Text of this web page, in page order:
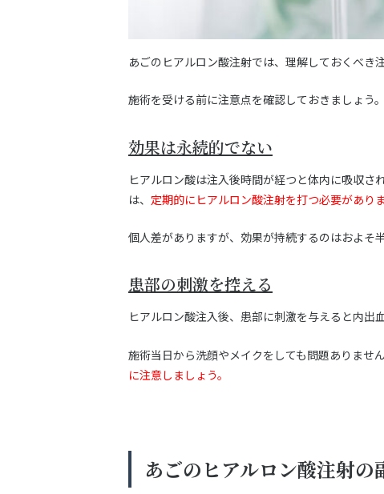
あごのヒアルロン酸注射では、理解しておくべき
施術を受ける前に注意点を確認しておきましょう。
効果は永続的でない
ヒアルロン酸は注入後時間が経つと体内に吸収
は、 定期的にヒアルロン酸注射を打つ必要がありま
個人差がありますが、効果が持続するのはおよそ
患部の刺激を控える
ヒアルロン酸注入後、患部に刺激を与えると内出
施術当日から洗顔やメイクをしても問題ありませ
に注意しましょう。
あごのヒアルロン酸注射